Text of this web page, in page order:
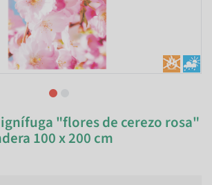
"flores de cerezo rosa"
100 x 200 cm